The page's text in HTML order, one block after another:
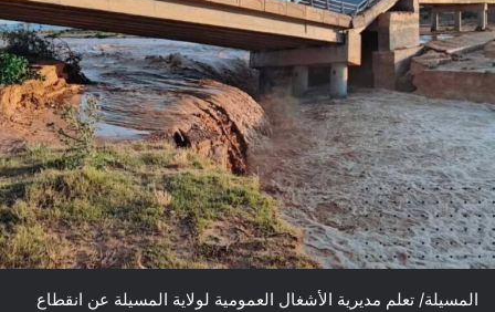
المسيلة/ تعلم مديرية الأشغال العمومية لولاية المسيلة عن انقطاع